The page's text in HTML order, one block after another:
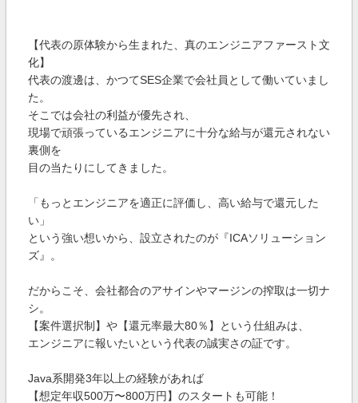
【代表の原体験から生まれた、真のエンジニアファースト文
化】
代表の渡邊は、かつてSES企業で会社員として働いていまし
た。
そこでは会社の利益が優先され、
現場で頑張っているエンジニアに十分な給与が還元されない
裏側を
目の当たりにしてきました。
「もっとエンジニアを適正に評価し、高い給与で還元した
い」
という強い想いから、設立されたのが『ICAソリューション
ズ』。
だからこそ、会社都合のアサインやマージンの搾取は一切ナ
シ。
【案件選択制】や【還元率最大80％】という仕組みは、
エンジニアに報いたいという代表の誠実さの証です。
Java系開発3年以上の経験があれば
【想定年収500万〜800万円】のスタートも可能！